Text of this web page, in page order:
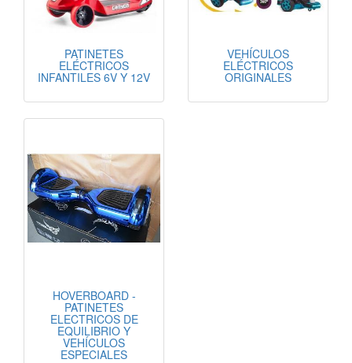
PATINETES
ELÉCTRICOS
INFANTILES 6V Y 12V
VEHÍCULOS
ELÉCTRICOS
ORIGINALES
HOVERBOARD -
PATINETES
ELECTRICOS DE
EQUILIBRIO Y
VEHÍCULOS
ESPECIALES